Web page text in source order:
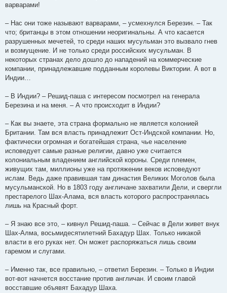
варварами!
– Нас они тоже называют варварами, – усмехнулся Березин. – Так
что; британцы в этом отношении неоригинальны. А что касается
разрушенных мечетей, то среди наших мусульман это вызвало гнев
и возмущение. И не только среди российских мусульман. В
некоторых странах дело дошло до нападений на коммерческие
компании, принадлежавшие подданным королевы Виктории. А вот в
Индии…
– В Индии? – Решид-паша с интересом посмотрел на генерала
Березина и на меня. – А что происходит в Индии?
– Как вы знаете, эта страна формально не является колонией
Британии. Там вся власть принадлежит Ост-Индской компании. Но,
фактически огромная и богатейшая страна, чье население
исповедует самые разные религии, давно уже считается
колониальным владением английской короны. Среди племен,
живущих там, миллионы уже на протяжении веков исповедуют
ислам. Ведь даже правившая там династия Великих Моголов была
мусульманской. Но в 1803 году англичане захватили Дели, и свергли
престарелого Шах-Алама, вся власть которого распространялась
лишь на Красный форт.
– Я знаю все это, – кивнул Решид-паша. – Сейчас в Дели живет внук
Шах-Алма, восьмидесятилетний Бахадур Шах. Только никакой
власти в его руках нет. Он может распоряжаться лишь своим
гаремом и слугами.
– Именно так, все правильно, – ответил Березин. – Только в Индии
вот-вот начнется восстание против англичан. И своим главой
восставшие объявят Бахадур Шаха.